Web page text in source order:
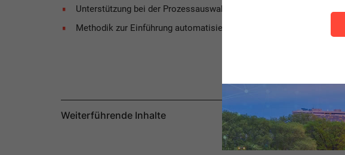
Unterstützung bei der Prozessauswahl und -priorisierung
Methodik zur Einführung automatisierter Prozesse
Weiterführende Inhalte